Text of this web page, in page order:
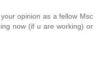
opinion as a fellow Msc
now (if u are working) or